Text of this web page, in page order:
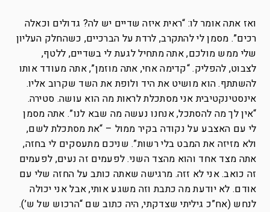
ואז אתה אומר לו: “ראית איזה שדיים יש לה? גדולים וכאלה
רכים”. מסמן לי להתקרב, לרדת על הברכיים, כשהחלק העליון
שלי ממש מולכם, אתה מתחיל לגעת לי בשדיים, ללטף,
לצבוט, להפליק. “קדימה אחי, אתה מוזמן”, אתה מעודד אותו
להשתתף. הוא מושיט את היד ולופת את השד שקרוב אליו.
אינסטינקטיבית אני מסתכלת לראות מה הוא עושה. סטירה.
“אין לך מה להסתכל, אנחנו נעשה מה שבא לנו”. אתה מסמן
לי עם האצבע על נקודה בקיר ממול – “את מסתכלת לשם,
ולא מזיזה את המבט בלי רשות”. שניכם מתעסקים לי בחזה,
אתה מצד אחד והוא מהצד השני. לפעמים זה נעים, לפעמים
זה כואב. אני לא זזה. מרגישה שאתה כותב על החזה שלי עם
אודם. לא יודעת מה כתבת וזה משגע אותי, אבל אני יכולה
לנחש (אח”כ גיליתי שצדקתי, היה כתוב שם “הרכוש של ש’).